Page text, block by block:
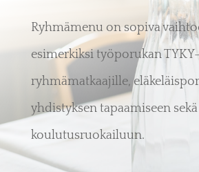
Ryhmämenu on sopiva
esimerkiksi työporukan
ryhmämatkaajille,
yhdistyksen tapaamiseen sekä
koulutusruokailuun.